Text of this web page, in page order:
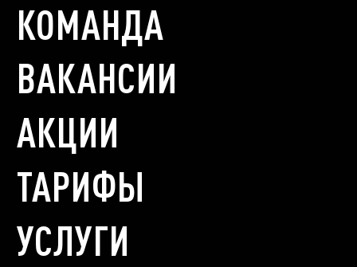
КОМАНДА
ВАКАНСИИ
АКЦИИ
ТАРИФЫ
УСЛУГИ